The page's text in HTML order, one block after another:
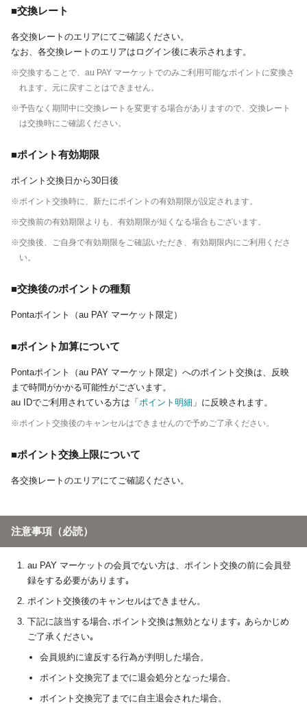
■交換レート
各交換レートのエリアにてご確認ください。
なお、各交換レートのエリアはログイン後に表示されます。
※交換することで、au PAY マーケットでのみご利用可能なポイントに変換さ
れます。元に戻すことはできません。
※予告なく期間中に交換レートを変更する場合がありますので、交換レート
は交換時にご確認ください。
■ポイント有効期限
ポイント交換日から30日後
※ポイント交換時に、新たにポイントの有効期限が設定されます。
※交換前の有効期限よりも、有効期限が短くなる場合もございます。
※交換後、ご自身で有効期限をご確認いただき、有効期限内にご利用くださ
い。
■交換後のポイントの種類
Pontaポイント（au PAY マーケット限定）
■ポイント加算について
Pontaポイント（au PAY マーケット限定）へのポイント交換は、反映
まで時間がかかる可能性がございます。
au IDでご利用されている方は「 ポイント明細 」に反映されます。
※ポイント交換後のキャンセルはできませんので予めご了承ください。
■ポイント交換上限について
各交換レートのエリアにてご確認ください。
注意事項（必読）
au PAY マーケットの会員でない方は、ポイント交換の前に会員登
録をする必要があります｡
ポイント交換後のキャンセルはできません。
下記に該当する場合､ポイント交換は無効となります｡ あらかじめ
ご了承ください｡
会員規約に違反する行為が判明した場合。
ポイント交換完了までに退会処分となった場合。
ポイント交換完了までに自主退会された場合。